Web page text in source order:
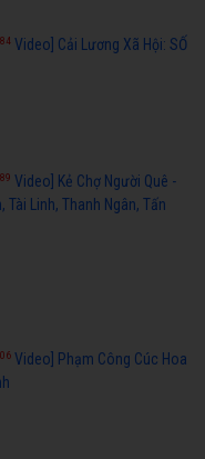
Video] Cải Lương Xã Hội: SỐ
Video] Kẻ Chợ Người Quê -
Tài Linh, Thanh Ngân, Tấn
Video] Phạm Công Cúc Hoa